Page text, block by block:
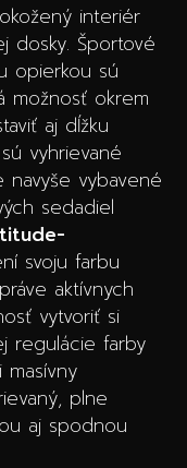
interiér
dosky. Športové
opierkou sú
možnosť okrem
aj dĺžku
vyhrievané
vybavené
sedadiel
svoju farbu
aktívnych
vytvoriť si
regulácie farby
plne
aj spodnou